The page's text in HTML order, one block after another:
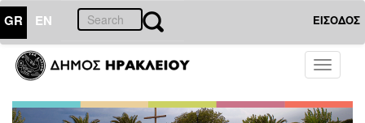
GR EN ΕΙΣΟΔΟΣ
Toggle
ΔΗΜΟΣ
Διακηρύξεις